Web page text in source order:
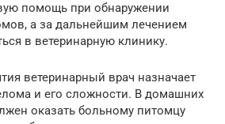
помощь при обнаружении
а за дальнейшим лечением
в ветеринарную клинику.
ветеринарный врач назначает
и его сложности. В домашних
оказать больному питомцу